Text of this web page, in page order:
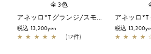
全3色
アネッロ*T グランジ/スモール/シルバー
税込 13,200yen
★ ★ ★ ★ ★ (17件)
税込
★ ★ ★ ★